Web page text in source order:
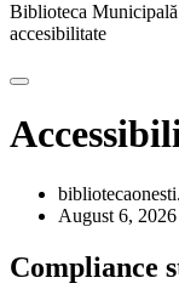
Biblioteca
accesibilitate
August 6, 2026
Compliance